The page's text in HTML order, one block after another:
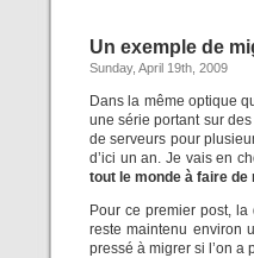
Un exemple de
Sunday, April 19th, 2009
Dans la même optique
une série portant sur
de serveurs pour
d’ici un an. Je vais en
tout le monde à faire de
Pour ce premier post,
reste maintenu environ
pressé à migrer si l’on